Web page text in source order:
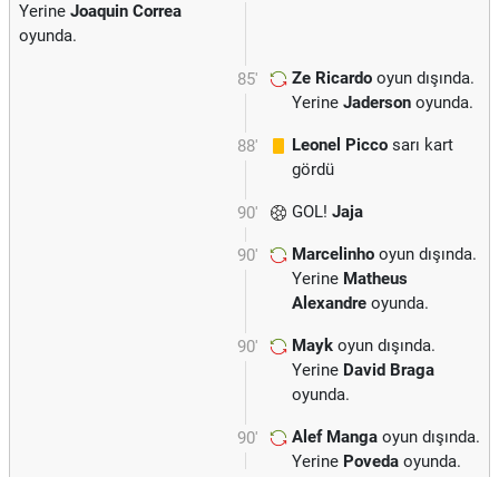
Yerine Joaquin Correa
oyunda.
85' Ze Ricardo oyun dışında.
Yerine Jaderson oyunda.
88' Leonel Picco sarı kart
gördü
90' GOL! Jaja
90' Marcelinho oyun dışında.
Yerine Matheus
Alexandre oyunda.
90' Mayk oyun dışında.
Yerine David Braga
oyunda.
90' Alef Manga oyun dışında.
Yerine Poveda oyunda.